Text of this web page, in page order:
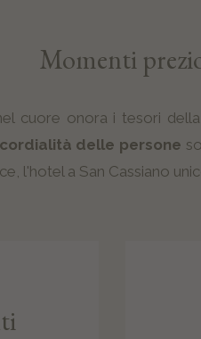
Momenti
cuore onora i tesori
delle persone
l'hotel a San Cassiano